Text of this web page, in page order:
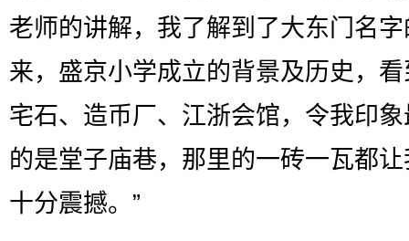
老师的讲解，我了解到了大东门名
来，盛京小学成立的背景及历史，
宅石、造币厂、江浙会馆，令我印
的是堂子庙巷，那里的一砖一瓦都
十分震撼。”